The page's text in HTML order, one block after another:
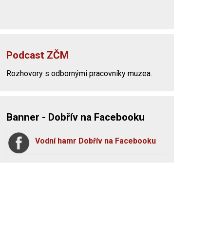
Podcast ZČM
Rozhovory s odbornými pracovníky muzea.
Banner - Dobřív na Facebooku
Vodní hamr Dobřív na Facebooku